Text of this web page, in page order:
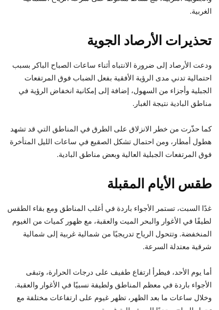
الغربية.
تحذيرات الأرصاد الجوية
ودعت الأرصاد إلى ضرورة الانتباه أثناء ساعات الصباح الباكر بسبب
احتمالية تدني مدى الرؤية الأفقية بفعل الضباب فوق المرتفعات
الجبلية وأجزاء من السهول، إضافة إلى إمكانية انخفاض الرؤية في
مناطق البادية نتيجة الغبار.
كما حذّرت من خطر الانزلاق على الطرق في المناطق التي قد تشهد
هطول أمطار، ومن احتمال تشكل الصقيع في ساعات الليل المتأخرة
فوق المرتفعات الجبلية العالية وبعض مناطق البادية.
طقس الأيام المقبلة
غدًا السبت، تستمر الأجواء باردة في أغلب المناطق ومع بقاء الطقس
لطيفًا في الأغوار والبحر الميت والعقبة، مع ظهور كميات من الغيوم
المنخفضة. وتتحول الرياح تدريجيًا من شمالية غربية إلى شمالية
شرقية معتدلة السرعة.
أما يوم الأحد، فيطرأ ارتفاع طفيف على درجات الحرارة، وتبقى
الأجواء باردة في معظم المناطق ولطيفة نسبيًا في الأغوار والعقبة.
وخلال ساعات ما بعد الظهر، تظهر غيوم على ارتفاعات مختلفة مع